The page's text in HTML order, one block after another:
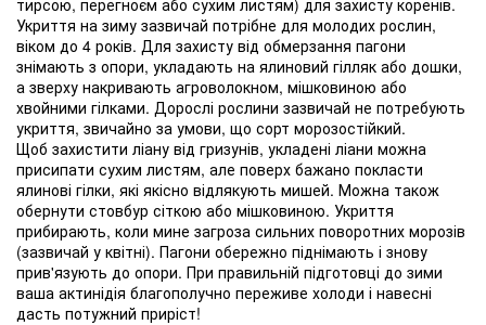
тирсою, перегноєм або сухим листям) для захисту коренів.
Укриття на зиму зазвичай потрібне для молодих рослин,
віком до 4 років. Для захисту від обмерзання пагони
знімають з опори, укладають на ялиновий гілляк або дошки,
а зверху накривають агроволокном, мішковиною або
хвойними гілками. Дорослі рослини зазвичай не потребують
укриття, звичайно за умови, що сорт морозостійкий.
Щоб захистити ліану від гризунів, укладені ліани можна
присипати сухим листям, але поверх бажано покласти
ялинові гілки, які якісно відлякують мишей. Можна також
обернути стовбур сіткою або мішковиною. Укриття
прибирають, коли мине загроза сильних поворотних морозів
(зазвичай у квітні). Пагони обережно піднімають і знову
прив'язують до опори. При правильній підготовці до зими
ваша актинідія благополучно переживе холоди і навесні
дасть потужний приріст!